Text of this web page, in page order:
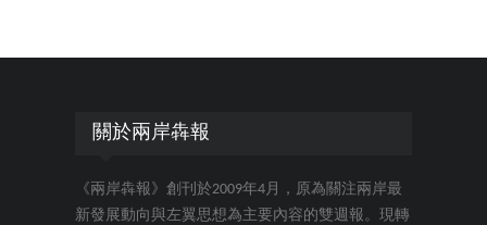
關於兩岸犇報
《兩岸犇報》創刊於2009年4月，原為關注兩岸最
新發展動向與左翼思想為主要內容的雙週報。現轉